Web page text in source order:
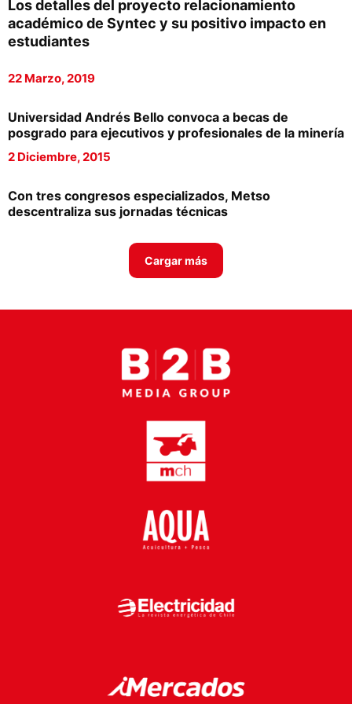
Proveedores
Canal Digital
Columnas de Opinión
Designaciones
Calendario de Eventos
Siguenos
Los detalles del proyecto relacionamiento
académico de Syntec y su positivo impacto en
estudiantes
22 Marzo, 2019
Universidad Andrés Bello convoca a becas de
posgrado para ejecutivos y profesionales de la minería
2 Diciembre, 2015
Con tres congresos especializados, Metso
descentraliza sus jornadas técnicas
Cargar más